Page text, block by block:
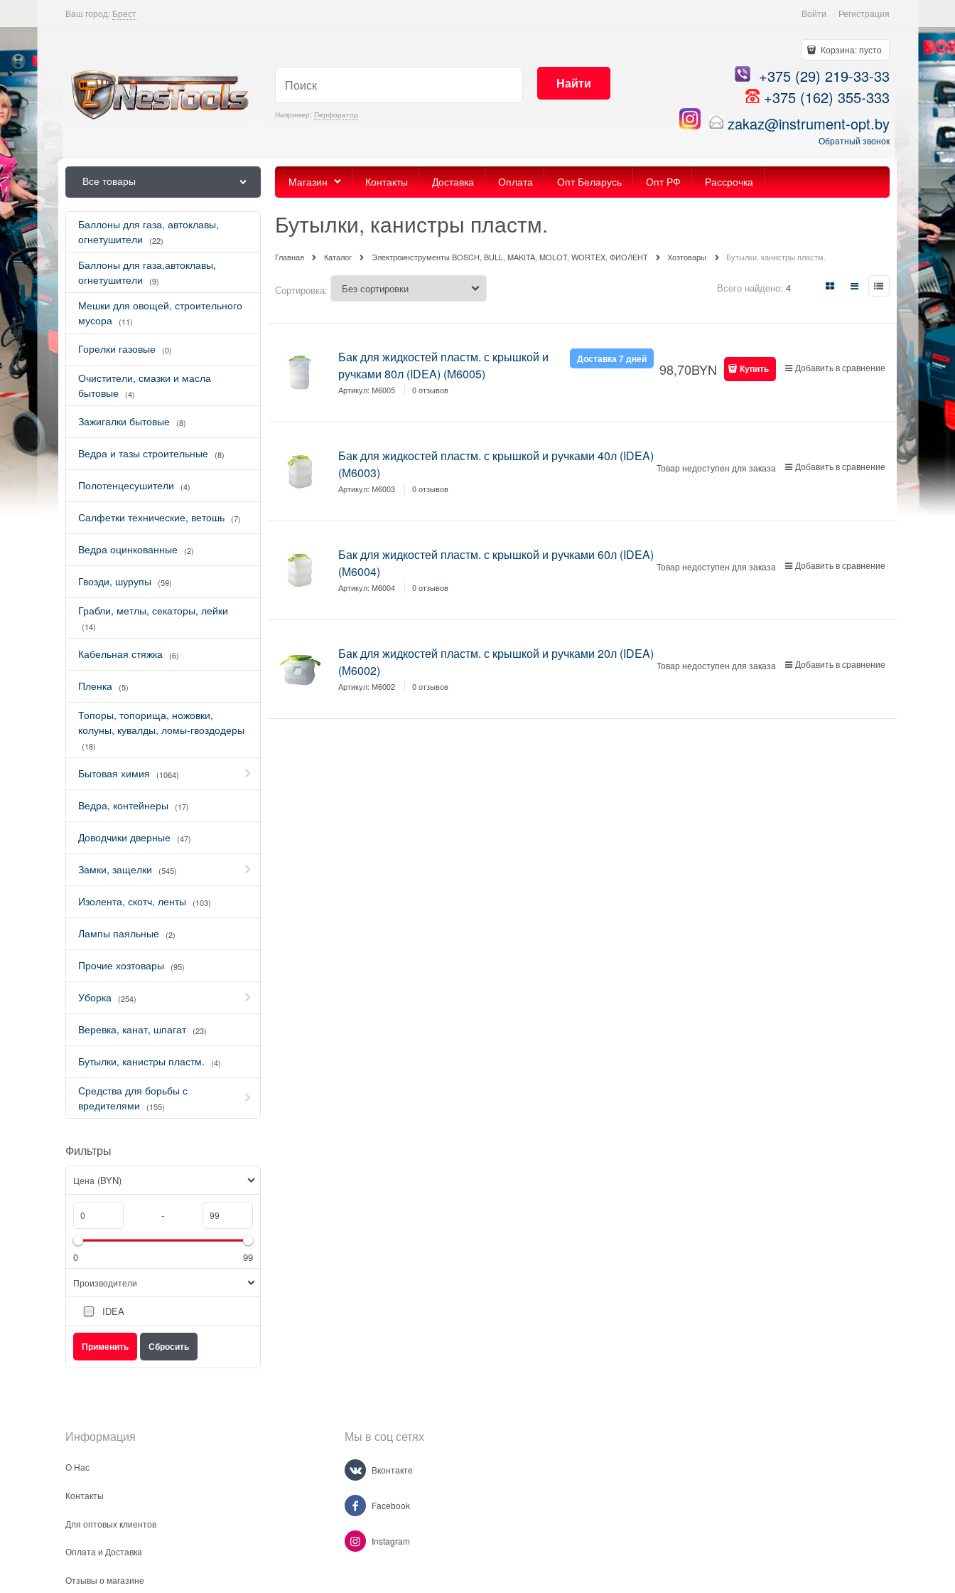
Ваш город: Брест Войти Регистрация
Например: Перфоратор
Найти
Корзина:пусто
+375 (29) 219-33-33
+375 (162) 355-333
zakaz@instrument-opt.by
Обратный звонок
Все товары Магазин Контакты Доставка Оплата Опт Беларусь Опт РФ Рассрочка
Баллоны для газа, автоклавы,
огнетушители
(22)
Баллоны для газа,автоклавы,
огнетушители
(9)
Мешки для овощей, строительного
мусора
(11)
Горелки газовые (0)
Очистители, смазки и масла
бытовые
(4)
Зажигалки бытовые (8)
Ведра и тазы строительные (8)
Полотенцесушители (4)
Салфетки технические, ветошь (7)
Ведра оцинкованные (2)
Гвозди, шурупы (59)
Грабли, метлы, секаторы, лейки
(14)
Кабельная стяжка (6)
Пленка (5)
Топоры, топорища, ножовки,
колуны, кувалды, ломы-гвоздодеры
(18)
Бытовая химия (1064)
Ведра, контейнеры (17)
Доводчики дверные (47)
Замки, защелки (545)
Изолента, скотч, ленты (103)
Лампы паяльные (2)
Прочие хозтовары (95)
Уборка (254)
Веревка, канат, шпагат (23)
Бутылки, канистры пластм. (4)
Средства для борьбы с
вредителями
(155)
Фильтры
Цена (BYN)
-
0 99
Производители
IDEA
Бутылки, канистры пластм.
Главная Каталог Электроинструменты BOSCH, BULL, MAKITA, MOLOT, WORTEX, ФИОЛЕНТ Хозтовары Бутылки, канистры пластм.
Сортировка: Всего найдено: 4
Бак для жидкостей пластм. с крышкой и
ручками 80л (IDEA) (М6005)
Артикул: М6005 0 отзывов
Доставка 7 дней
98,70BYN Купить Добавить в сравнение
Бак для жидкостей пластм. с крышкой и ручками 40л (IDEA)
(М6003)
Артикул: М6003 0 отзывов
Товар недоступен для заказа Добавить в сравнение
Бак для жидкостей пластм. с крышкой и ручками 60л (IDEA)
(М6004)
Артикул: М6004 0 отзывов
Товар недоступен для заказа Добавить в сравнение
Бак для жидкостей пластм. с крышкой и ручками 20л (IDEA)
(М6002)
Артикул: М6002 0 отзывов
Товар недоступен для заказа Добавить в сравнение
Информация
О Нас
Контакты
Для оптовых клиентов
Оплата и Доставка
Отзывы о магазине
Мы в соц сетях
Вконтакте
Facebook
Instagram